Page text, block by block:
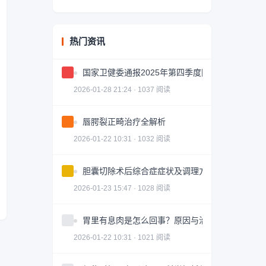
热门资讯
国家卫健委通报2025年第四季度网站及新媒体抽
2026-01-28 21:24 · 1037 阅读
唇腭裂正畸治疗全解析
2026-01-22 10:31 · 1032 阅读
胆囊切除术后综合症症状及调理方法
2026-01-23 15:47 · 1028 阅读
胃里有息肉是怎么回事？原因与治疗全解析
2026-01-22 10:31 · 1021 阅读